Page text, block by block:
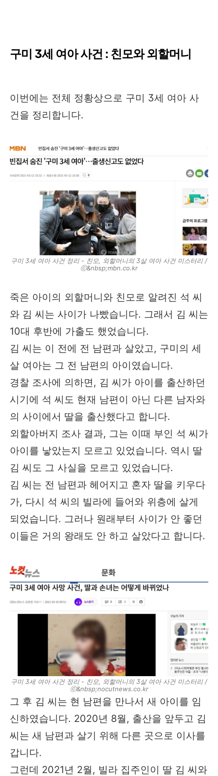
구미 3세 여아 사건 : 친모와 외할머니
이번에는 전체 정황상으로 구미 3세 여아 사
건을 정리합니다.
구미 3세 여아 사건 정리 - 친모, 외할머니의 3살 여아 사건 미스터리 /
ⓒ&nbsp;mbn.co.kr
죽은 아이의 외할머니와 친모로 알려진 석 씨
와 김 씨는 사이가 나빴습니다. 그래서 김 씨는
10대 후반에 가출도 했었습니다.
김 씨는 이 전에 전 남편과 살았고, 구미의 세
살 여아는 그 전 남편의 아이였습니다.
경찰 조사에 의하면, 김 씨가 아이를 출산하던
시기에 석 씨도 현재 남편이 아닌 다른 남자와
의 사이에서 딸을 출산했다고 합니다.
외할아버지 조사 결과, 그는 이때 부인 석 씨가
아이를 낳았는지 모르고 있었습니다. 역시 딸
김 씨도 그 사실을 모르고 있었습니다.
김 씨는 전 남편과 헤어지고 혼자 딸을 키우다
가, 다시 석 씨의 빌라에 들어와 위층에 살게
되었습니다. 그러나 원래부터 사이가 안 좋던
이들은 거의 왕래도 안 하고 살았다고 합니다.
구미 3세 여아 사건 정리 - 친모, 외할머니의 3살 여아 사건 미스터리 /
ⓒ&nbsp;nocutnews.co.kr
그 후 김 씨는 현 남편을 만나서 새 아이를 임
신하였습니다. 2020년 8월, 출산을 앞두고 김
씨는 새 남편과 살기 위해 다른 곳으로 이사를
갑니다.
그런데 2021년 2월, 빌라 집주인이 딸 김 씨와